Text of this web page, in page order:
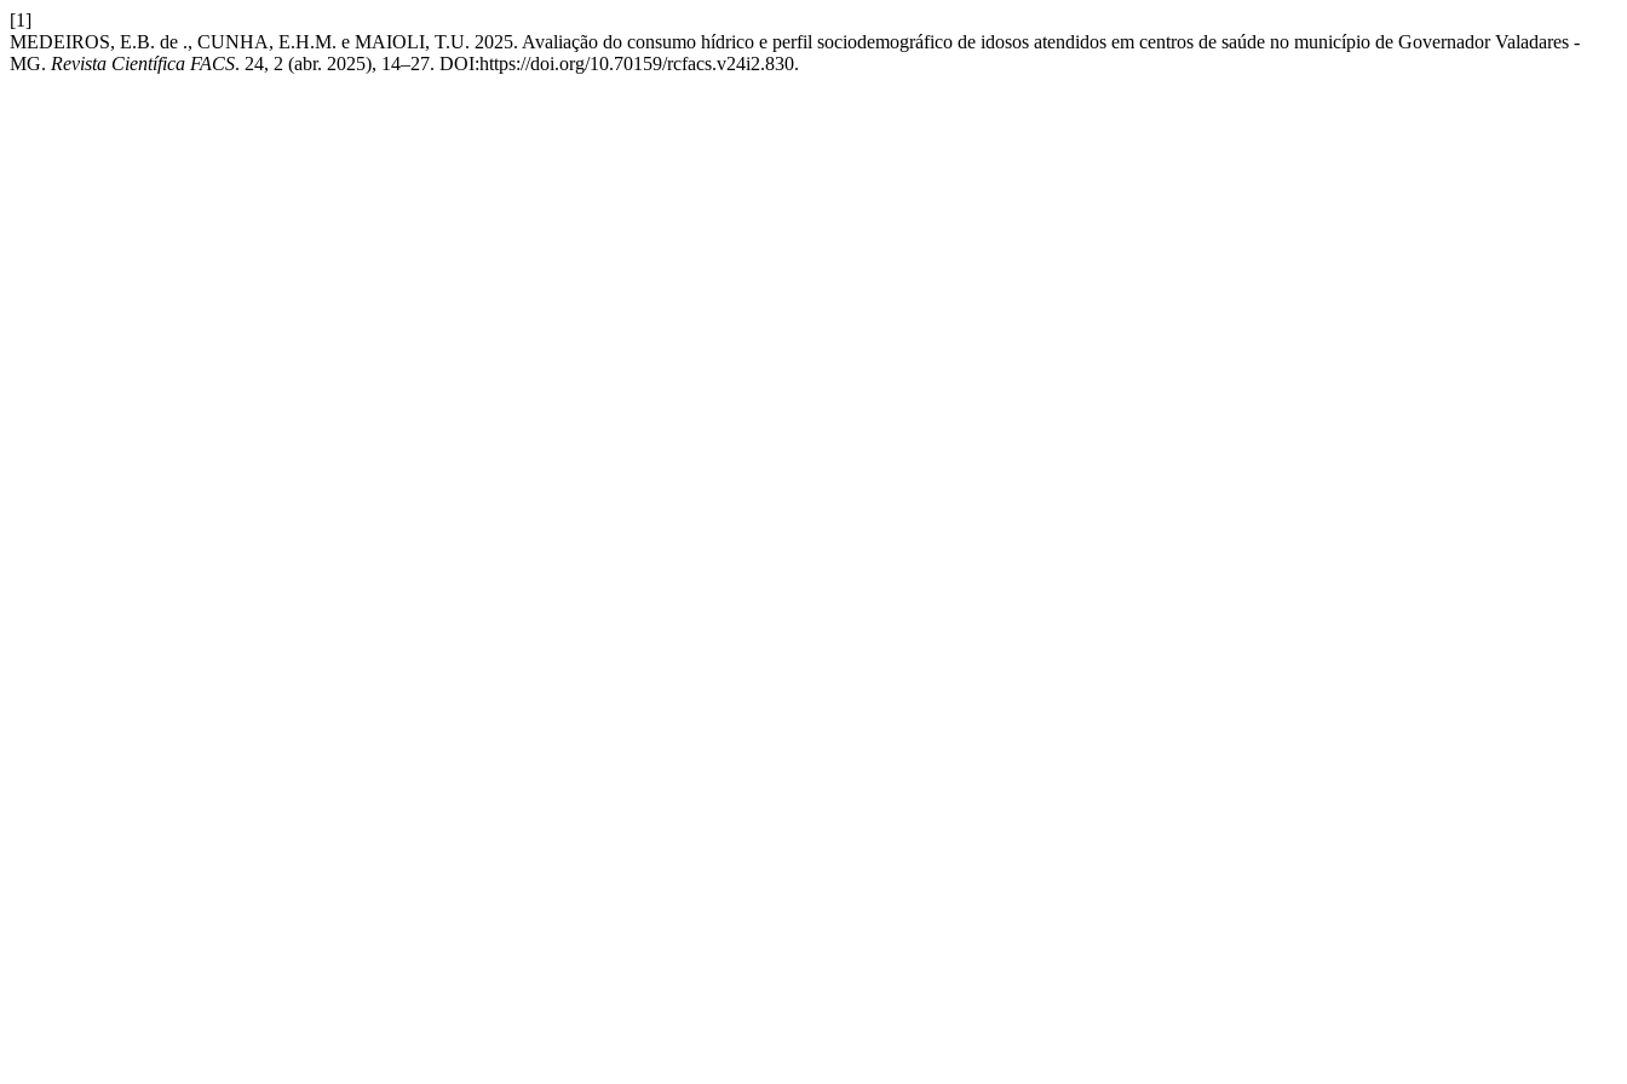
[1]
MEDEIROS, E.B. de ., CUNHA, E.H.M. e MAIOLI, T.U. 2025. Avaliação do consumo hídrico e perfil sociodemográfico de idosos atendidos em centros de saúde no município de Governador Valadares -
MG. Revista Científica FACS. 24, 2 (abr. 2025), 14–27. DOI:https://doi.org/10.70159/rcfacs.v24i2.830.